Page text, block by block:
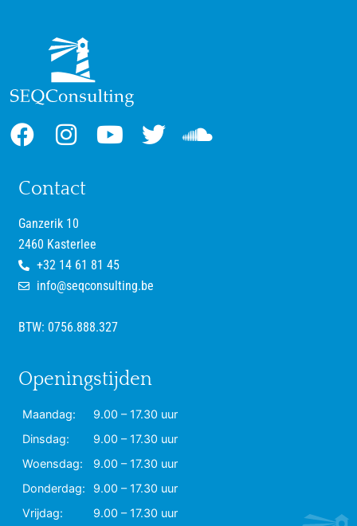
Contact
Ganzerik 10
2460 Kasterlee
+32 14 61 81 45
info@seqconsulting.be
BTW: 0756.888.327
Openingstijden
Maandag:
9.00 – 17.30 uur
Dinsdag:
9.00 – 17.30 uur
Woensdag:
9.00 – 17.30 uur
Donderdag:
9.00 – 17.30 uur
Vrijdag:
9.00 – 17.30 uur